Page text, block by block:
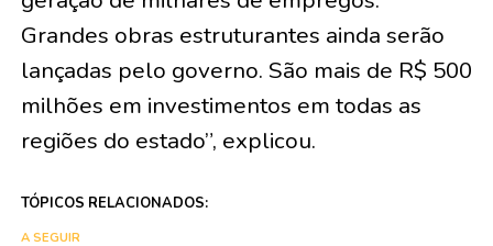
Grandes obras estruturantes ainda serão
lançadas pelo governo. São mais de R$ 500
milhões em investimentos em todas as
regiões do estado”, explicou.
TÓPICOS RELACIONADOS:
A SEGUIR